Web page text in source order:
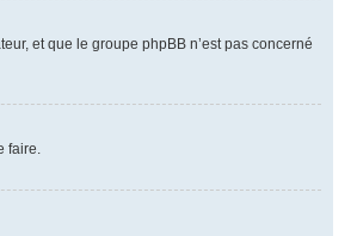
et que le groupe phpBB n’est pas concerné
faire.